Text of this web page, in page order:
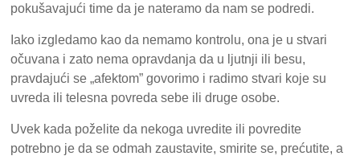
pokušavajući time da je nateramo da nam se podredi.
Iako izgledamo kao da nemamo kontrolu, ona je u stvari
očuvana i zato nema opravdanja da u ljutnji ili besu,
pravdajući se „afektom” govorimo i radimo stvari koje su
uvreda ili telesna povreda sebe ili druge osobe.
Uvek kada poželite da nekoga uvredite ili povredite
potrebno je da se odmah zaustavite, smirite se, prećutite, a